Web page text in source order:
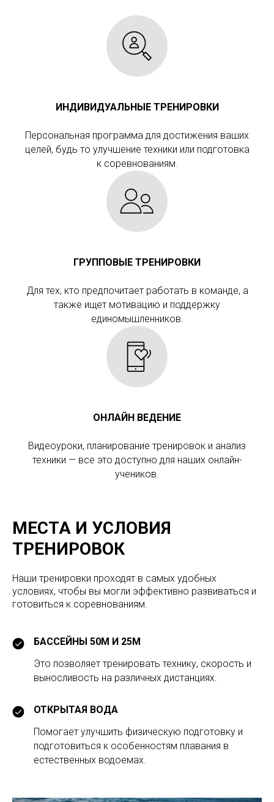
ИНДИВИДУАЛЬНЫЕ ТРЕНИРОВКИ
Персональная программа для достижения ваших
целей, будь то улучшение техники или подготовка
к соревнованиям.
ГРУППОВЫЕ ТРЕНИРОВКИ
Для тех, кто предпочитает работать в команде, а
также ищет мотивацию и поддержку
единомышленников.
ОНЛАЙН ВЕДЕНИЕ
Видеоуроки, планирование тренировок и анализ
техники — все это доступно для наших онлайн-
учеников.
МЕСТА И УСЛОВИЯ
ТРЕНИРОВОК
Наши тренировки проходят в самых удобных
условиях, чтобы вы могли эффективно развиваться и
готовиться к соревнованиям.
БАССЕЙНЫ 50М И 25М
Это позволяет тренировать технику, скорость и
выносливость на различных дистанциях.
ОТКРЫТАЯ ВОДА
Помогает улучшить физическую подготовку и
подготовиться к особенностям плавания в
естественных водоемах.